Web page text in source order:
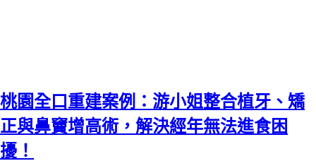
桃園全口重建案例：游小姐整合植牙、矯
正與鼻竇增高術，解決經年無法進食困
擾！